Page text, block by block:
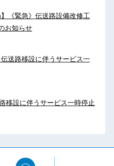
《緊急》伝送路設備改修工
お知らせ
送路移設に伴うサービス一
移設に伴うサービス一時停止